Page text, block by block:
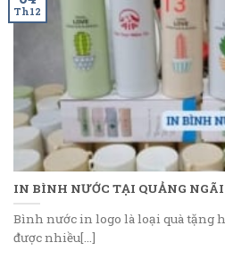
IN BÌNH NƯỚC TẠI QUẢNG NGÃI
Bình nước in logo là loại quà tặng
được nhiều[...]
Th12